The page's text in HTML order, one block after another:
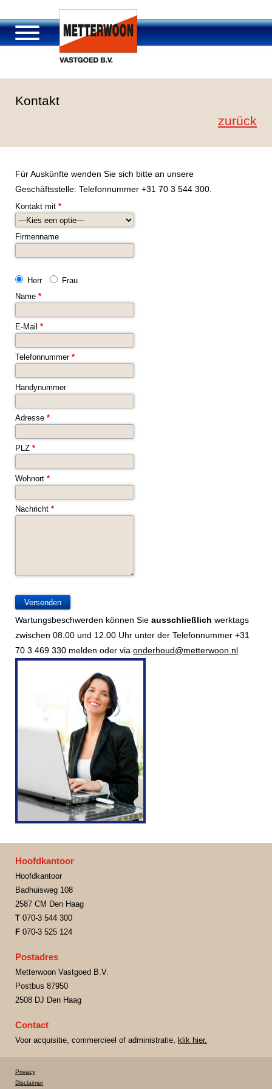
Portfolio
Kontakt
Kontakt
zurück
Für Auskünfte wenden Sie sich bitte an unsere
Geschäftsstelle: Telefonnummer +31 70 3 544 300.
Kontakt mit *
Firmenname
Herr
Frau
Name *
E-Mail *
Telefonnummer *
Handynummer
Adresse *
PLZ *
Wohnort *
Nachricht *
Wartungsbeschwerden können Sie ausschließlich werktags
zwischen 08.00 und 12.00 Uhr unter der Telefonnummer +31
70 3 469 330 melden oder via onderhoud@metterwoon.nl
Hoofdkantoor
Hoofdkantoor
Badhuisweg 108
2587 CM Den Haag
T 070-3 544 300
F 070-3 525 124
Postadres
Metterwoon Vastgoed B.V.
Postbus 87950
2508 DJ Den Haag
Contact
Voor acquisitie, commercieel of administratie, klik hier.
Privacy
Disclaimer